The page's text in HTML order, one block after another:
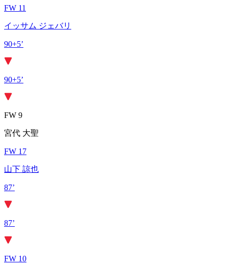
FW 11
イッサム ジェバリ
90+5’
90+5’
FW 9
宮代 大聖
FW 17
山下 諒也
87’
87’
FW 10